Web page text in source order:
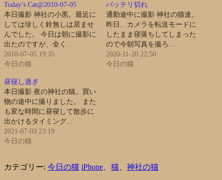
Today’s Cat@2010-07-05
本日撮影 神社の小黒。最近に
しては珍しく鈴無しは居ませ
んでした。 今日は朝に撮影に
出たのですが、全く…
2010-07-05 19:35
今日の猫
バッテリ切れ
通勤途中に撮影 神社の猫達。
昨日、カメラを転送モードに
したまま寝落ちしてしまった
ので今朝写真を撮ろ…
2020-11-20 22:50
今日の猫
昼寝し過ぎ
本日撮影 夜の神社の猫。買い
物の途中に撮りました。 また
も変な時間に昼寝して散歩に
出かけるタイミング…
2021-07-03 23:19
今日の猫
カテゴリー: 今日の猫 iPhone 猫 神社の猫